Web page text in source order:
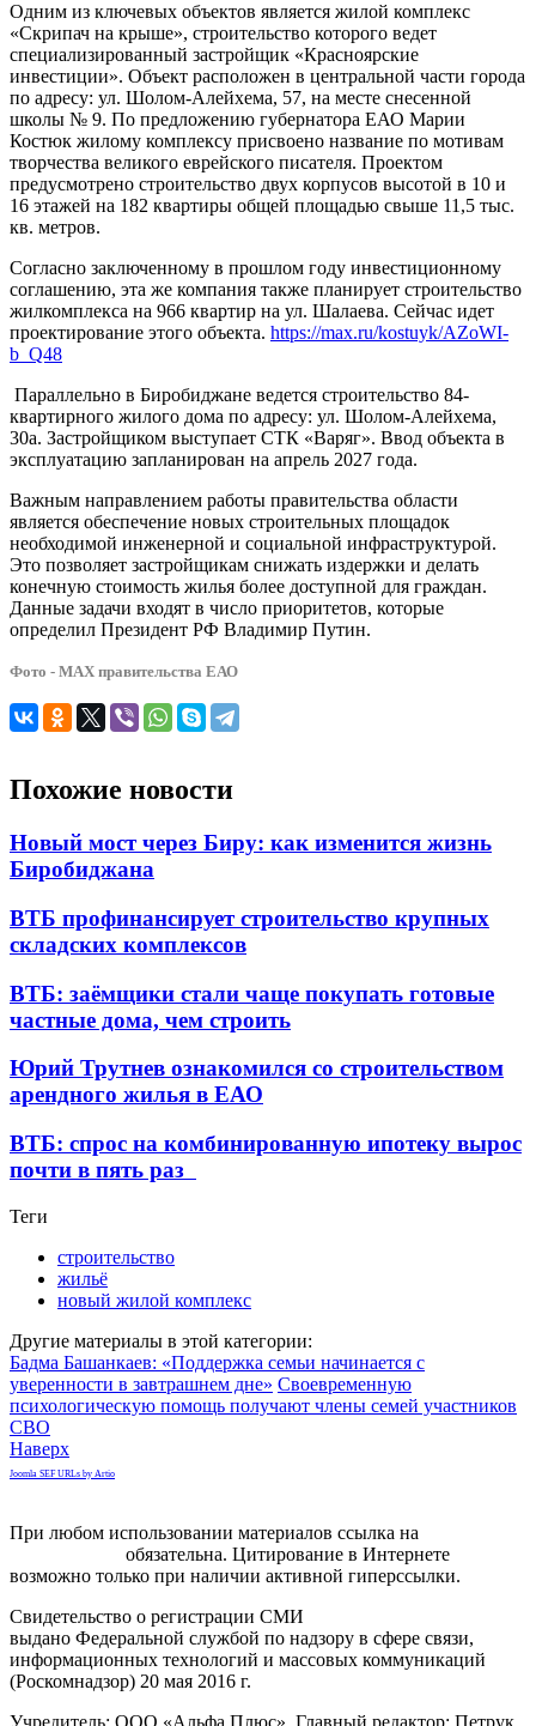
Одним из ключевых объектов является жилой комплекс
«Скрипач на крыше», строительство которого ведет
специализированный застройщик «Красноярские
инвестиции». Объект расположен в центральной части города
по адресу: ул. Шолом-Алейхема, 57, на месте снесенной
школы № 9. По предложению губернатора ЕАО Марии
Костюк жилому комплексу присвоено название по мотивам
творчества великого еврейского писателя. Проектом
предусмотрено строительство двух корпусов высотой в 10 и
16 этажей на 182 квартиры общей площадью свыше 11,5 тыс.
кв. метров.
Согласно заключенному в прошлом году инвестиционному
соглашению, эта же компания также планирует строительство
жилкомплекса на 966 квартир на ул. Шалаева. Сейчас идет
проектирование этого объекта. https://max.ru/kostuyk/AZoWI-
b_Q48
Параллельно в Биробиджане ведется строительство 84-
квартирного жилого дома по адресу: ул. Шолом-Алейхема,
30а. Застройщиком выступает СТК «Варяг». Ввод объекта в
эксплуатацию запланирован на апрель 2027 года.
Важным направлением работы правительства области
является обеспечение новых строительных площадок
необходимой инженерной и социальной инфраструктурой.
Это позволяет застройщикам снижать издержки и делать
конечную стоимость жилья более доступной для граждан.
Данные задачи входят в число приоритетов, которые
определил Президент РФ Владимир Путин.
Фото - МАХ правительства ЕАО
Похожие новости
Новый мост через Биру: как изменится жизнь
Биробиджана
ВТБ профинансирует строительство крупных
складских комплексов
ВТБ: заёмщики стали чаще покупать готовые
частные дома, чем строить
Юрий Трутнев ознакомился со строительством
арендного жилья в ЕАО
ВТБ: спрос на комбинированную ипотеку вырос
почти в пять раз
Теги
строительство
жильё
новый жилой комплекс
Другие материалы в этой категории:
Бадма Башанкаев: «Поддержка семьи начинается с
уверенности в завтрашнем дне» Своевременную
психологическую помощь получают члены семей участников
СВО
Наверх
Joomla SEF URLs by Artio
При любом использовании материалов ссылка на
обязательна. Цитирование в Интернете
возможно только при наличии активной гиперссылки.
Свидетельство о регистрации СМИ
выдано Федеральной службой по надзору в сфере связи,
информационных технологий и массовых коммуникаций
(Роскомнадзор) 20 мая 2016 г.
Учредитель: ООО «Альфа Плюс». Главный редактор: Петрук